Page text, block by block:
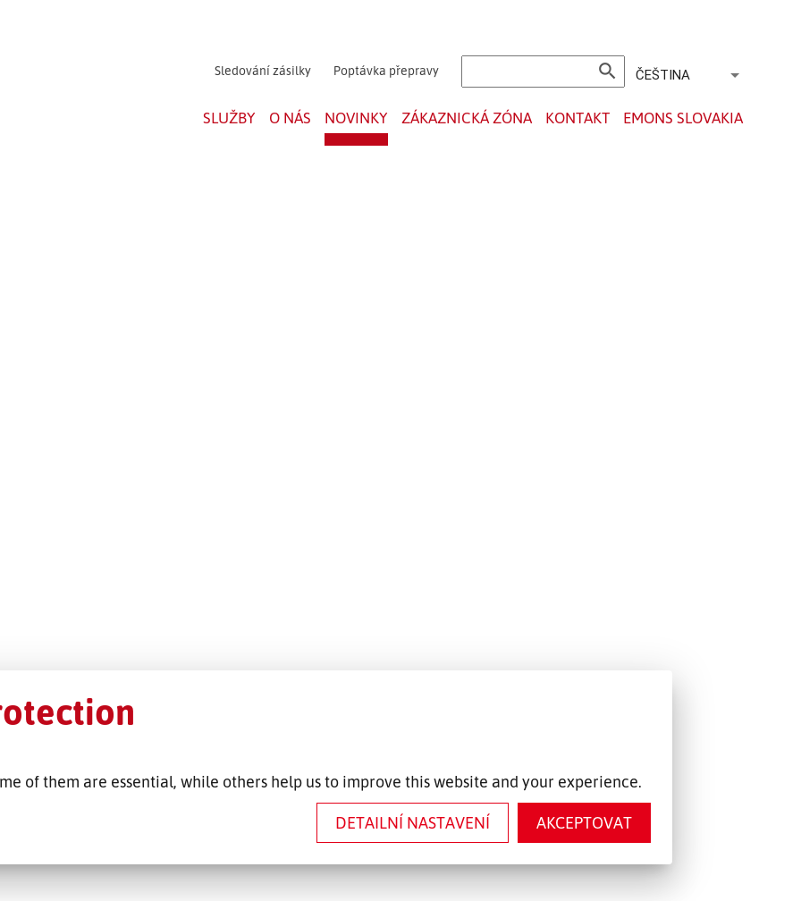
Sledování zásilky Poptávka přepravy search ČEŠTINA
SLUŽBY O NÁS NOVINKY ZÁKAZNICKÁ ZÓNA KONTAKT EMONS SLOVAKIA
of them are essential, while others help us to improve this website and your experience.
DETAILNÍ NASTAVENÍ AKCEPTOVAT